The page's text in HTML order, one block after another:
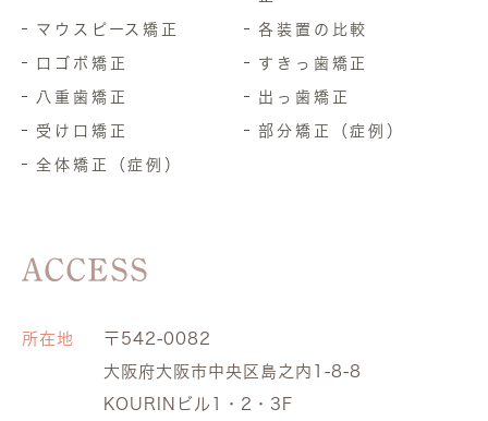
マウスピース矯正 各装置の比較
口ゴボ矯正 すきっ歯矯正
八重歯矯正 出っ歯矯正
受け口矯正 部分矯正（症例）
全体矯正（症例）
ACCESS
所在地
〒542-0082
大阪府大阪市中央区島之内1-8-8
KOURINビル1・2・3F